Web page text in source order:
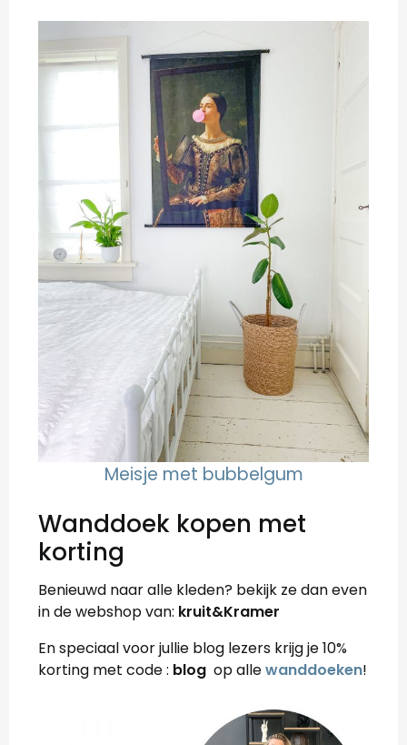
Meisje met bubbelgum
Wanddoek kopen met
korting
Benieuwd naar alle kleden? bekijk ze dan even
in de webshop van: kruit&Kramer
En speciaal voor jullie blog lezers krijg je 10%
korting met code : blog op allewanddoeken!